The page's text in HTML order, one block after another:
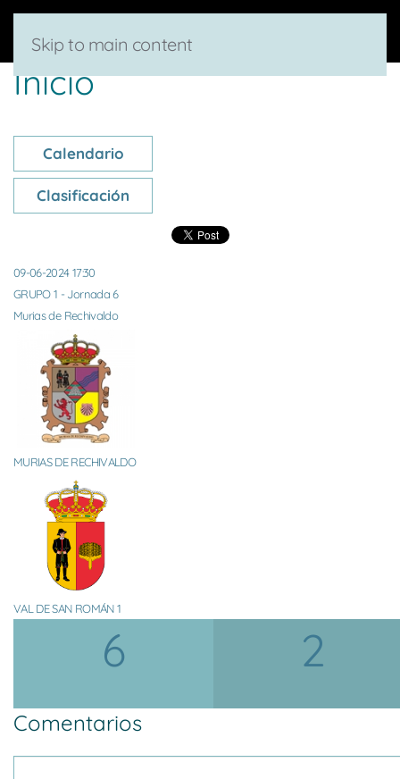
Skip to main content
Inicio
Calendario
Clasificación
09-06-2024 17:30
GRUPO 1 - Jornada 6
Murias de Rechivaldo
MURIAS DE RECHIVALDO
VAL DE SAN ROMÁN 1
6 2
Comentarios